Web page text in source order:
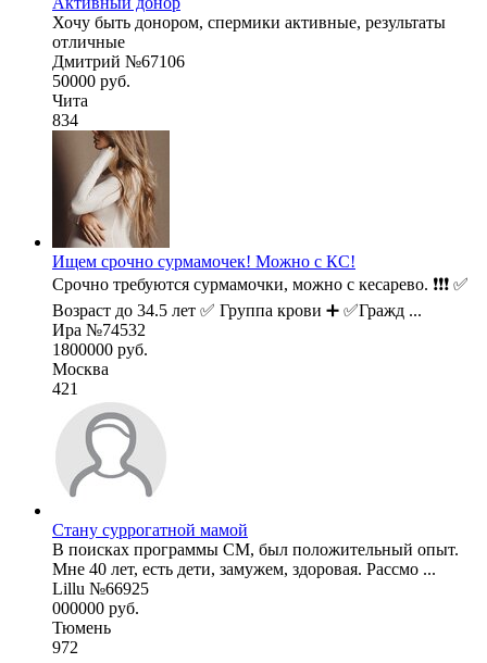
Хочу быть донором, спермики активные, результаты
отличные
Дмитрий №67106
50000 руб.
Чита
834
Ищем срочно сурмамочек! Можно с КС!
Срочно требуются сурмамочки, можно с кесарево. ❗❗❗ ✅
Возраст до 34.5 лет ✅ Группа крови ➕ ✅Гражд ...
Ира №74532
1800000 руб.
Москва
421
Стану суррогатной мамой
В поисках программы СМ, был положительный опыт.
Мне 40 лет, есть дети, замужем, здоровая. Рассмо ...
Lillu №66925
000000 руб.
Тюмень
972